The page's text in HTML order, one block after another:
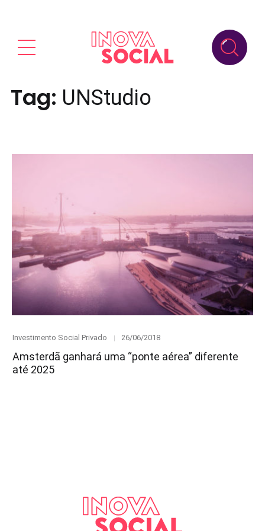
Tag: UNStudio
Category
Investimento Social Privado
Posted
26/06/2018
Amsterdã ganhará uma “ponte aérea” diferente
até 2025